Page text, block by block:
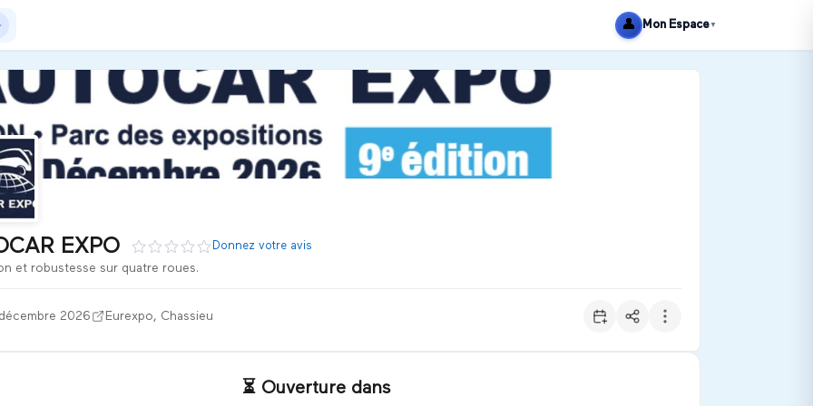
- Storage
👤 Mon Espace ▼
EXPO Donnez votre avis
et robustesse sur quatre roues.
2026 Eurexpo, Chassieu
⏳ Ouverture dans